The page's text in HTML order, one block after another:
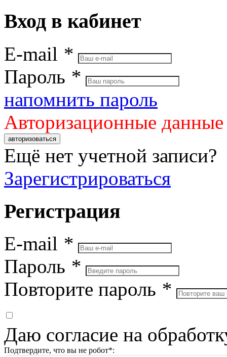
Вход в кабинет
E-mail *
Пароль *
напомнить пароль
Авторизационные
авторизоваться
Ещё нет учетной записи?
Зарегистрироваться
Регистрация
E-mail *
Пароль *
Повторите пароль *
Даю согласие на
Подтвердите, что вы не робот*: